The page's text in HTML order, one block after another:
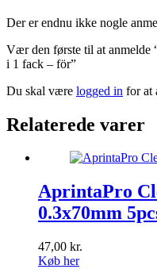
Der er endnu ikke nogle
Vær den første til at anmelde
i 1 fack – för”
Du skal være logged in for at
Relaterede varer
AprintaPro
0.3x70mm
47,00 kr.
Køb her